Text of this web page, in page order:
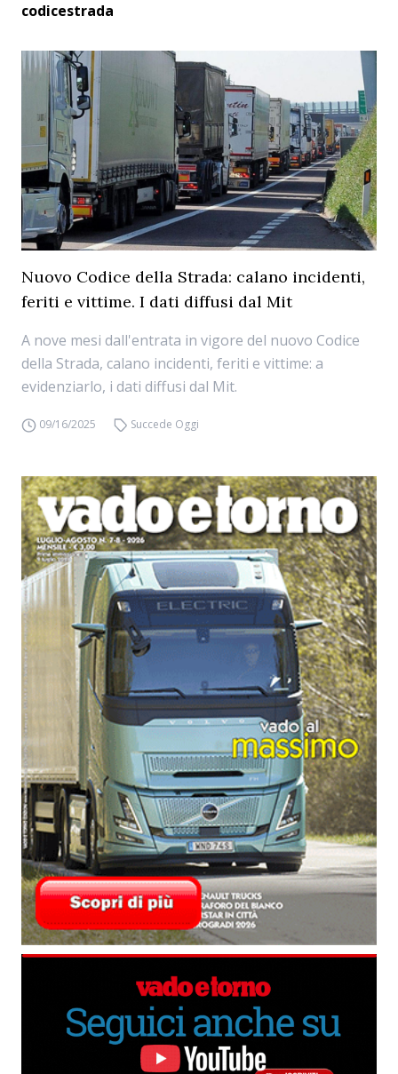
codicestrada
Nuovo Codice della Strada: calano incidenti,
feriti e vittime. I dati diffusi dal Mit
A nove mesi dall'entrata in vigore del nuovo Codice
della Strada, calano incidenti, feriti e vittime: a
evidenziarlo, i dati diffusi dal Mit.
09/16/2025 Succede Oggi